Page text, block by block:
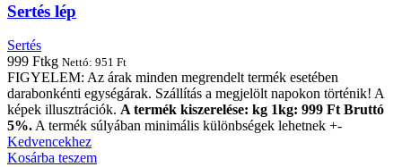
Sertés lép
Sertés
999 Ftkg Nettó: 951 Ft
FIGYELEM: Az árak minden megrendelt termék esetében
darabonkénti egységárak. Szállítás a megjelölt napokon történik! A
képek illusztrációk. A termék kiszerelése: kg 1kg: 999 Ft Bruttó
5%.A termék súlyában minimális különbségek lehetnek +-
Kedvencekhez
Kosárba teszem